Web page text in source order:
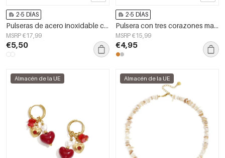
2-5 DÍAS
Pulseras de acero inoxidable con dijes de forma geométrica, sencillas, de la serie Daily Simple, joyería para mujer.
MSRP €17,99
€5,50
2-5 DÍAS
Pulsera con tres corazones macizos y piedras
MSRP €15,99
€4,95
Almacén de la UE Almacén de la UE